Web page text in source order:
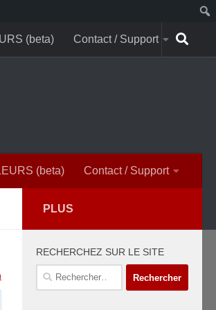
(beta) Contact / Support
(beta) Contact / Support
PLUS
RECHERCHEZ SUR LE SITE
Rechercher :